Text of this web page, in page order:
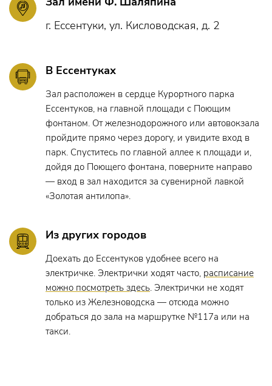
У спектакля такой фантастический финал, который
Приходите, чтобы погрузиться в эту невероятную историю
и попробовать разгадать, что означит для героев
последняя произнесенная Абелем Знорко фраза: «Я... я
напишу вам...»
г. Ессентуки, ул. Кисловодская, д. 2
В Ессентуках
Зал расположен в сердце Курортного парка
Ессентуков, на главной площади с Поющим
фонтаном. От железнодорожного или автовокзала
пройдите прямо через дорогу, и увидите вход в
парк. Спуститесь по главной аллее к площади и,
дойдя до Поющего фонтана, поверните направо
— вход в зал находится за сувенирной лавкой
«Золотая антилопа».
Из других городов
Доехать до Ессентуков удобнее всего на
электричке. Электрички ходят часто, расписание
можно посмотреть здесь. Электрички не ходят
только из Железноводска — отсюда можно
добраться до зала на маршрутке №117а или на
такси.